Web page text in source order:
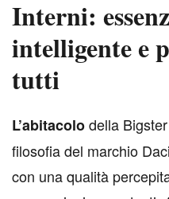
Interni:
intelligente e
tutti
L’abitacolodella
filosofia del marchio
con una qualità